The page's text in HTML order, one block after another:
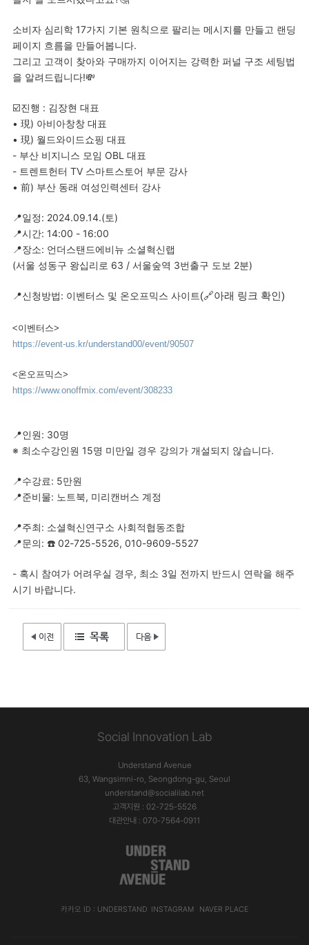
소비자 심리학 17가지 기본 원칙으로 팔리는 메시지를 만들고 랜딩
페이지 흐름을 만들어봅니다.
그리고 고객이 찾아와 구매까지 이어지는 강력한 퍼널 구조 세팅법
을 알려드립니다!💸
☑️진행 : 김장현 대표
• 現) 아비아창창 대표
• 現) 월드와이드쇼핑 대표
- 부산 비지니스 모임 OBL 대표
- 트렌트헌터 TV 스마트스토어 부문 강사
• 前) 부산 동래 여성인력센터 강사
📍일정: 2024.09.14.(토)
📍시간: 14:00 - 16:00
📍장소: 언더스탠드에비뉴 소셜혁신랩
(서울 성동구 왕십리로 63 / 서울숲역 3번출구 도보 2분)
📍신청방법: 이벤터스 및 온오프믹스 사이트(🔗아래 링크 확인)
<이벤터스>
https://event-us.kr/understand00/event/90507
<온오프믹스>
https://www.onoffmix.com/event/308233
📍인원: 30명
※ 최소수강인원 15명 미만일 경우 강의가 개설되지 않습니다.
📍수강료: 5만원
📍준비물: 노트북, 미리캔버스 계정
📍주최: 소셜혁신연구소 사회적협동조합
📍문의: ☎️ 02-725-5526, 010-9609-5527
- 혹시 참여가 어려우실 경우, 최소 3일 전까지 반드시 연락을 해주
시기 바랍니다.
Social Innovation Lab
Understand Avenue
63, Wangsimni-ro, Seongdong-gu, Seoul
understand@socialilab.net
고객지원 : 02-725-5526
대관안내 : 070-7564-0911
카카오 ID : UNDERSTAND INSTAGRAM NAVER PLACE